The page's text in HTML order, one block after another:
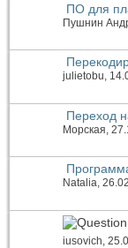
ПО для
Пушнин
julietobu,
Переход
Морская ,
Natalia,
iusovich ,